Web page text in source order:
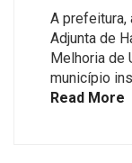
A prefeitura,
Adjunta de
Melhoria de
município
Read More